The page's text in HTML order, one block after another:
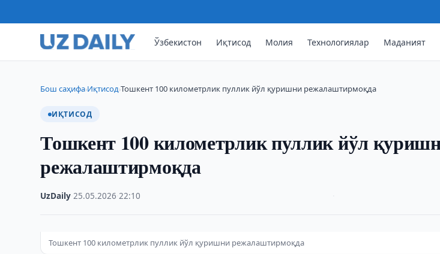
Ўзбекистон Иқтисод Молия Технологиялар Маданият
Бош саҳифа›Иқтисод›Тошкент 100 километрлик пуллик йўл қуришни режалаштирмоқда
ИҚТИСОД
Тошкент 100 километрлик пуллик йўл
режалаштирмоқда
UzDaily ·25.05.2026 ·22:10
Тошкент 100 километрлик пуллик йўл қуришни режалаштирмоқда